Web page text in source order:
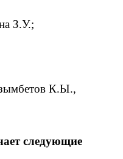
З.У.;
К.Ы.,
следующие